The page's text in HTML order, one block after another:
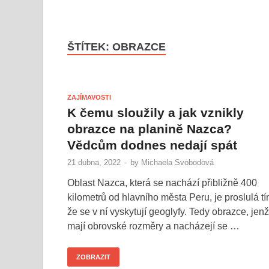
ŠTÍTEK: OBRAZCE
ZAJÍMAVOSTI
K čemu sloužily a jak vznikly
obrazce na planině Nazca?
Vědcům dodnes nedají spát
21 dubna, 2022 - by Michaela Svobodová
Oblast Nazca, která se nachází přibližně 400
kilometrů od hlavního města Peru, je proslulá
že se v ní vyskytují geoglyfy. Tedy obrazce, jenž
mají obrovské rozměry a nacházejí se …
ZOBRAZIT